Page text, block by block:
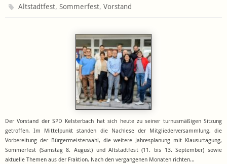
Altstadtfest,Sommerfest,Vorstand
Der Vorstand der SPD Kelsterbach hat sich heute zu seiner turnusmäßigen Sitzung
getroffen. Im Mittelpunkt standen die Nachlese der Mitgliederversammlung, die
Vorbereitung der Bürgermeisterwahl, die weitere Jahresplanung mit Klausurtagung,
Sommerfest (Samstag 8. August) und Altstadtfest (11. bis 13. September) sowie
aktuelle Themen aus der Fraktion. Nach den vergangenen Monaten richten…